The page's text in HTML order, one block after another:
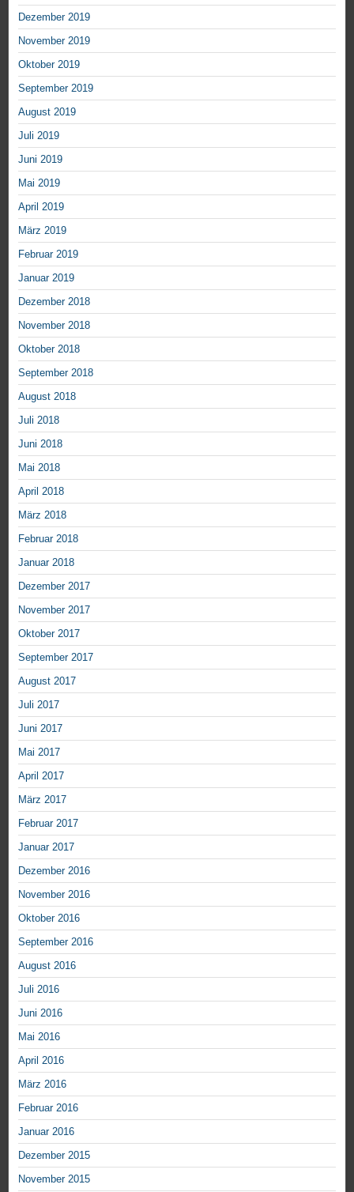
Dezember 2019
November 2019
Oktober 2019
September 2019
August 2019
Juli 2019
Juni 2019
Mai 2019
April 2019
März 2019
Februar 2019
Januar 2019
Dezember 2018
November 2018
Oktober 2018
September 2018
August 2018
Juli 2018
Juni 2018
Mai 2018
April 2018
März 2018
Februar 2018
Januar 2018
Dezember 2017
November 2017
Oktober 2017
September 2017
August 2017
Juli 2017
Juni 2017
Mai 2017
April 2017
März 2017
Februar 2017
Januar 2017
Dezember 2016
November 2016
Oktober 2016
September 2016
August 2016
Juli 2016
Juni 2016
Mai 2016
April 2016
März 2016
Februar 2016
Januar 2016
Dezember 2015
November 2015